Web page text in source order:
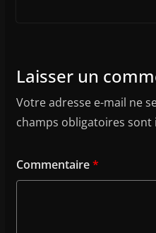
Laisser un
Votre adresse e-mail ne
champs obligatoires sont
Commentaire*